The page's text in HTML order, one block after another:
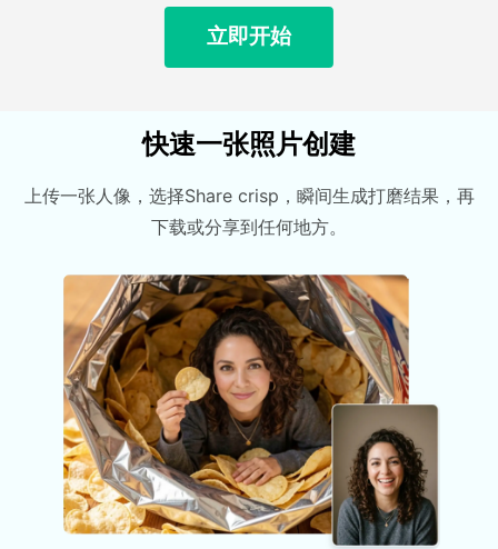
立即开始
快速一张照片创建
上传一张人像，选择Share crisp，瞬间生成打磨结果，再
下载或分享到任何地方。